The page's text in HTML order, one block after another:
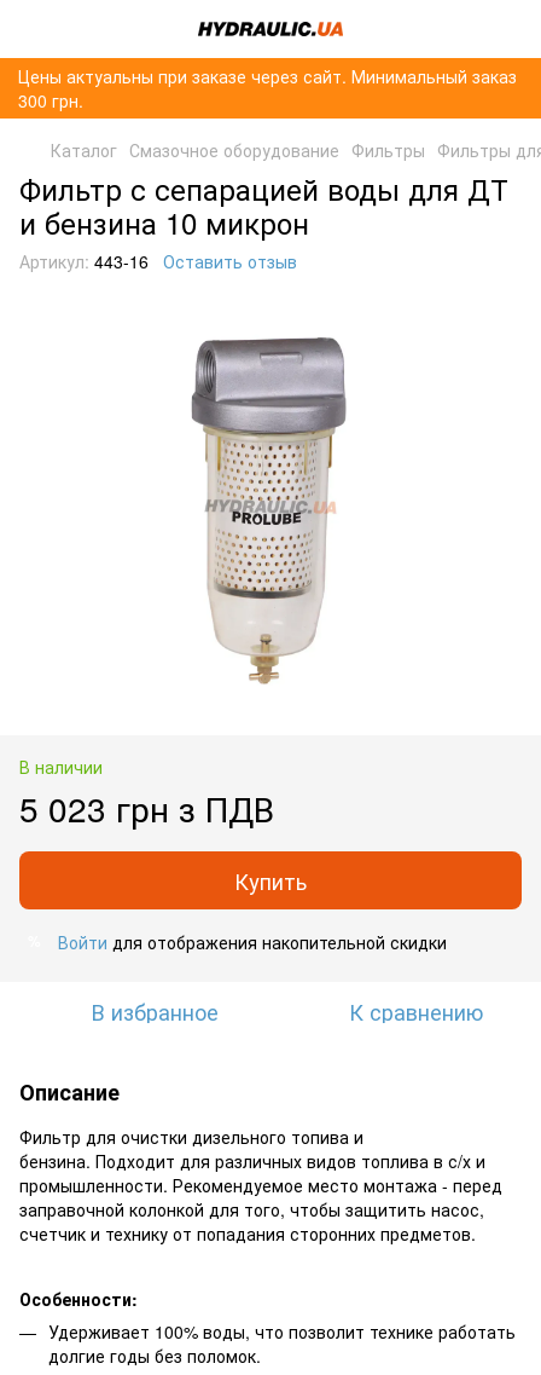
Цены актуальны при заказе через сайт. Минимальный заказ
300 грн.
Каталог Смазочное оборудование Фильтры Фильтры
Фильтр с сепарацией воды для ДТ
и бензина 10 микрон
Артикул: 443-16 Оставить отзыв
В наличии
5 023 грн з ПДВ
Купить
Войти для отображения накопительной скидки
В избранное К сравнению
Описание
Фильтр для очистки дизельного топива и
бензина. Подходит для различных видов топлива в с/х и
промышленности. Рекомендуемое место монтажа - перед
заправочной колонкой для того, чтобы защитить насос,
счетчик и технику от попадания сторонних предметов.
Особенности:
Удерживает 100% воды, что позволит технике работать
долгие годы без поломок.